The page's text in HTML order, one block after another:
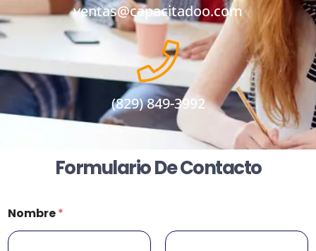
ventas@capacitadoo.com
(829) 849-3992
Formulario De Contacto
Nombre*